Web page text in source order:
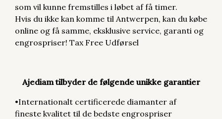
som vil kunne fremstilles i løbet af få timer.
Hvis du ikke kan komme til Antwerpen, kan du købe
online og få samme, eksklusive service, garanti og
engrospriser! Tax Free Udførsel
Ajediam tilbyder de følgende unikke garantier
•Internationalt certificerede diamanter af
fineste kvalitet til de bedste engrospriser